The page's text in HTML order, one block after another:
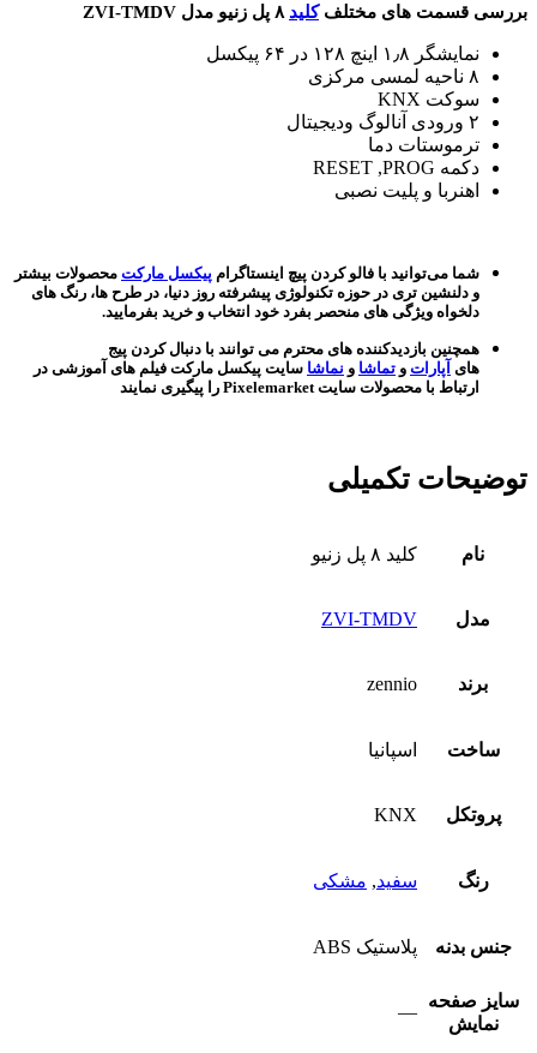
بررسی قسمت های مختلفکلید
نمایشگر ۱٫۸ اینچ ۱۲۸ در ۶۴ پیکسل
۸ ناحیه لمسی مرکزی
سوکت KNX
۲ ورودی آنالوگ ودیجیتال
ترموستات دما
دکمه RESET ,PROG
اهنربا و پلیت نصبی
شما می‌توانید با فالو کردن پیچ اینستاگرام پیکسل مارکت محصولات بیشتر
و دلنشین تری در حوزه تکنولوژی پیشرفته روز دنیا، در طرح ها، رنگ های
دلخواه ویژگی های منحصر بفرد خود انتخاب و خرید بفرمایید.
همچنین بازدیدکننده های محترم می توانند با دنبال کردن پیج
های آپارات و تماشا و نماشا سایت پیکسل مارکت فیلم های آموزشی در
ارتباط با محصولات سایت Pixelemarket را پیگیری نمایند
توضیحات تکمیلی
نام کلید ۸ پل زنیو
مدل ZVI-TMDV
برند zennio
ساخت اسپانیا
پروتکل KNX
رنگ سفید, مشکی
جنس بدنه پلاستیک ABS
سایز صفحه
نمایش
—